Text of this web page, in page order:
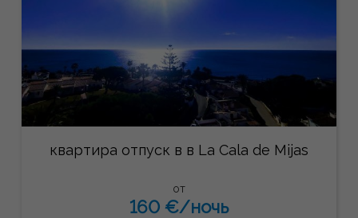
квартира отпуск в в La Cala de Mijas
от
160 €/ночь